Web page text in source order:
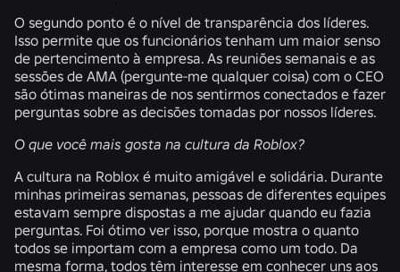
O segundo ponto é o nível de transparência dos líderes.
Isso permite que os funcionários tenham um maior senso
de pertencimento à empresa. As reuniões semanais e as
sessões de AMA (pergunte-me qualquer coisa) com o CEO
são ótimas maneiras de nos sentirmos conectados e fazer
perguntas sobre as decisões tomadas por nossos líderes.
O que você mais gosta na cultura da Roblox?
A cultura na Roblox é muito amigável e solidária. Durante
minhas primeiras semanas, pessoas de diferentes equipes
estavam sempre dispostas a me ajudar quando eu fazia
perguntas. Foi ótimo ver isso, porque mostra o quanto
todos se importam com a empresa como um todo. Da
mesma forma, todos têm interesse em conhecer uns aos